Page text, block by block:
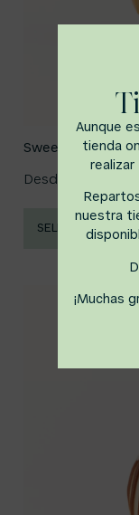
Sweety de
Desde
SELECCIONAR
Aunque
tienda
realizar
nuestra
¡Muchas